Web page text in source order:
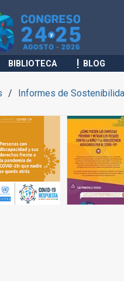
BIBLIOTECA BLOG
Informes de